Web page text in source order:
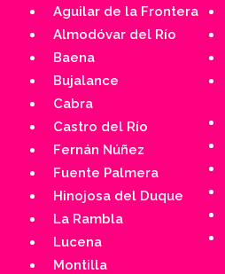
Aguilar de la Frontera
Almodóvar del Río
Baena
Bujalance
Cabra
Castro del Río
Fernán Núñez
Fuente Palmera
Hinojosa del Duque
La Rambla
Lucena
Montilla